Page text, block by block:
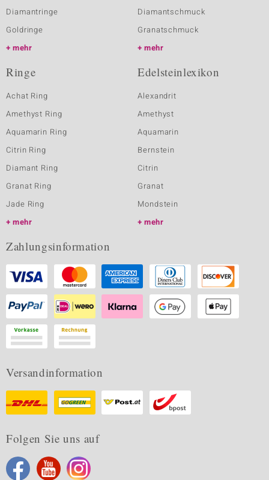
Diamantringe
Goldringe
mehr
Diamantschmuck
Granatschmuck
mehr
Ringe
Achat Ring
Amethyst Ring
Aquamarin Ring
Citrin Ring
Diamant Ring
Granat Ring
Jade Ring
mehr
Edelsteinlexikon
Alexandrit
Amethyst
Aquamarin
Bernstein
Citrin
Granat
Mondstein
mehr
Zahlungsinformation
Versandinformation
Folgen Sie uns auf